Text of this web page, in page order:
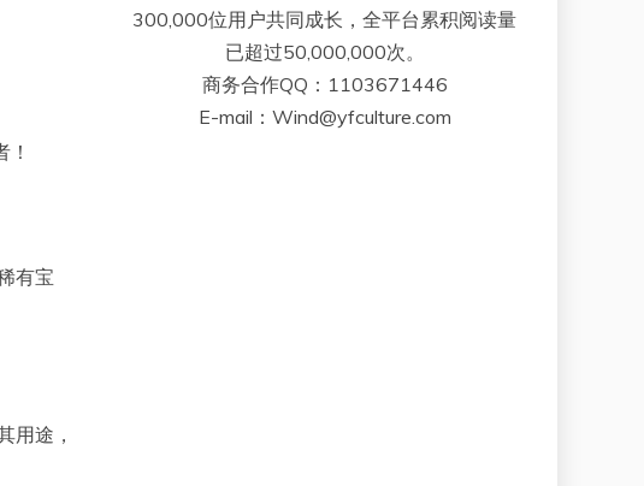
有宝
用途，
300,000位用户共同成长，全平台累积阅读量
已超过50,000,000次。
商务合作QQ：1103671446
E-mail：Wind@yfculture.com